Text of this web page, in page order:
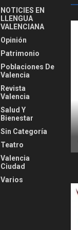
NOTICIES EN
LLENGUA
VALENCIANA
Opinión
Patrimonio
Poblaciones De
Valencia
Revista
Valencia
Salud Y
Bienestar
Sin Categoría
Teatro
Valencia
Ciudad
Varios